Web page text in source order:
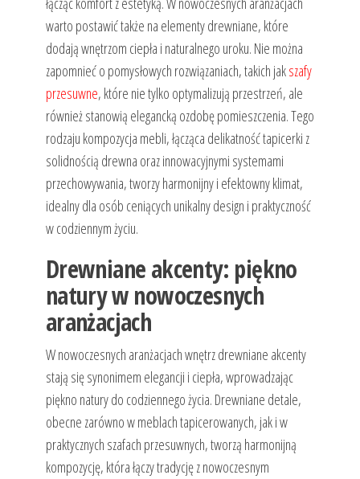
warto postawić także na elementy drewniane, które
dodają wnętrzom ciepła i naturalnego uroku. Nie można
zapomnieć o pomysłowych rozwiązaniach, takich jakszafy
przesuwne, które nie tylko optymalizują przestrzeń, ale
również stanowią elegancką ozdobę pomieszczenia. Tego
rodzaju kompozycja mebli, łącząca delikatność tapicerki z
solidnością drewna oraz innowacyjnymi systemami
przechowywania, tworzy harmonijny i efektowny klimat,
idealny dla osób ceniących unikalny design i praktyczność
w codziennym życiu.
Drewniane akcenty: piękno
natury w nowoczesnych
aranżacjach
W nowoczesnych aranżacjach wnętrz drewniane akcenty
stają się synonimem elegancji i ciepła, wprowadzając
piękno natury do codziennego życia. Drewniane detale,
obecne zarówno w meblach tapicerowanych, jak i w
praktycznych szafach przesuwnych, tworzą harmonijną
kompozycję, która łączy tradycję z nowoczesnym